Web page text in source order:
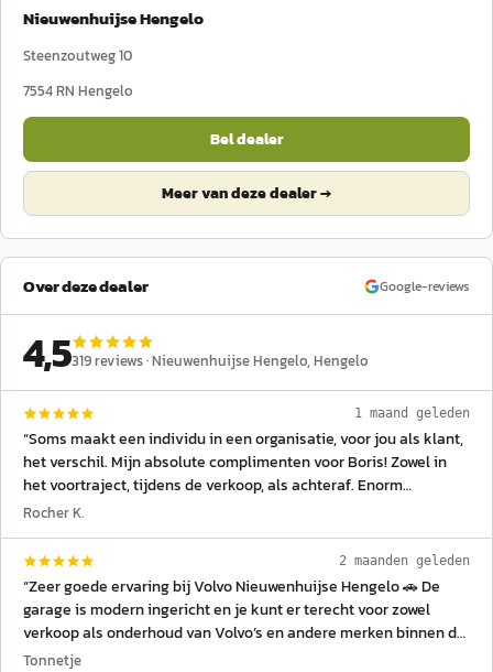
Nieuwenhuijse Hengelo
Steenzoutweg 10
7554 RN Hengelo
Bel dealer
Meer van deze dealer →
Over deze dealer Google-reviews
4,5319reviews ·Nieuwenhuijse Hengelo, Hengelo
1 maand geleden
“Soms maakt een individu in een organisatie, voor jou als klant,
het verschil. Mijn absolute complimenten voor Boris! Zowel in
het voortraject, tijdens de verkoop, als achteraf. Enorm
betrokken.
Rocher K.
2 maanden geleden
“Zeer goede ervaring bij Volvo Nieuwenhuijse Hengelo 🚗 De
garage is modern ingericht en je kunt er terecht voor zowel
verkoop als onderhoud van Volvo’s en andere merken binnen de
groep. Het personeel is deskundig en werkt volgens een
Tonnetje